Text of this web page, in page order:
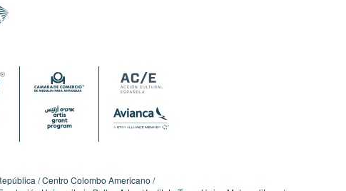
Centro Colombo Americano